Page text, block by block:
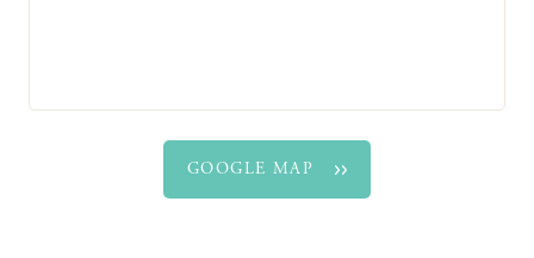
GOOGLE MAP